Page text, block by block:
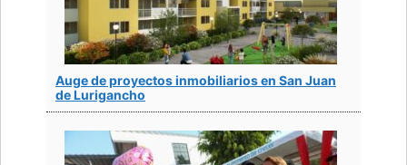
Auge de proyectos inmobiliarios en San Juan
de Lurigancho